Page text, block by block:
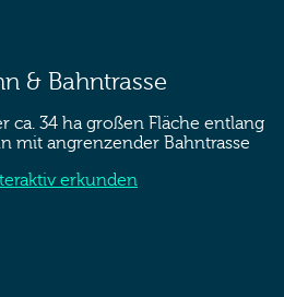
& Bahntrasse
ca. 34 ha großen Fläche entlang
mit angrenzender Bahntrasse
erkunden